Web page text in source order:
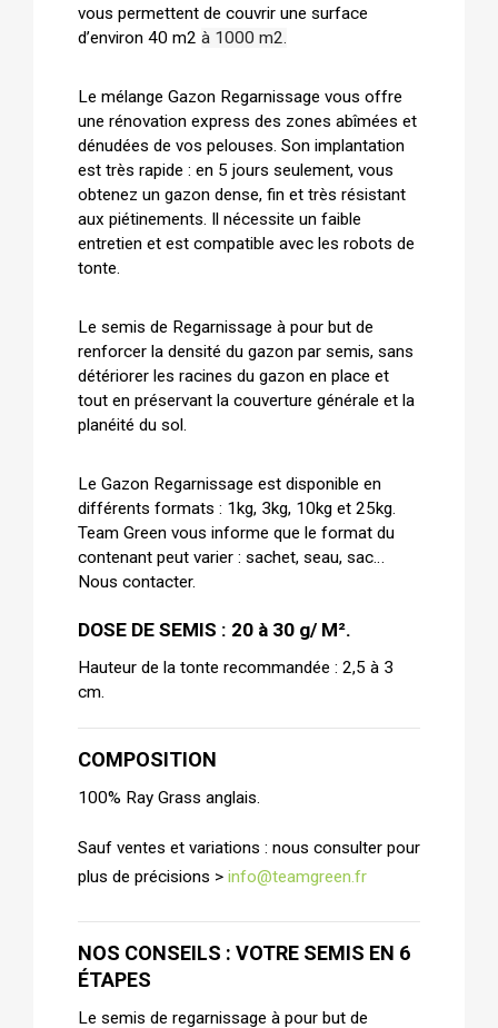
vous permettent de couvrir une surface
d’environ 40 m2 à 1000 m2.
Le mélange Gazon Regarnissage vous offre
une rénovation express des zones abîmées et
dénudées de vos pelouses. Son implantation
est très rapide : en 5 jours seulement, vous
obtenez un gazon dense, fin et très résistant
aux piétinements. Il nécessite un faible
entretien et est compatible avec les robots de
tonte.
Le semis de Regarnissage à pour but de
renforcer la densité du gazon par semis, sans
détériorer les racines du gazon en place et
tout en préservant la couverture générale et la
planéité du sol.
Le Gazon Regarnissage est disponible en
différents formats : 1kg, 3kg, 10kg et 25kg.
Team Green vous informe que le format du
contenant peut varier : sachet, seau, sac…
Nous contacter.
DOSE DE SEMIS : 20 à 30 g/ M².
Hauteur de la tonte recommandée : 2,5 à 3
cm.
COMPOSITION
100% Ray Grass anglais.
Sauf ventes et variations : nous consulter pour
plus de précisions > info@teamgreen.fr
NOS CONSEILS : VOTRE SEMIS EN 6
ÉTAPES
Le semis de regarnissage à pour but de